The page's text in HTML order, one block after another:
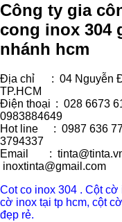
Công ty gia
cong inox 304
nhánh hcm
Địa chỉ
: 04 Nguyễn
TP.HCM
Điện thoại : 028 6673
0983884649
Hot line
: 0987
3794337
Email
:
inoxtinta@gmail.com
Cot co inox 304 . Cột
cờ inox tại tp hcm, cột
đẹp rẻ.